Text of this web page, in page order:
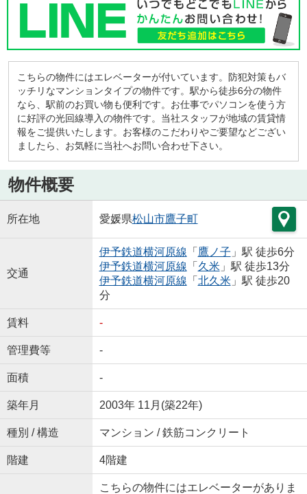
こちらの物件にはエレベーターが付いています。防犯対策もバ
ッチリなマンションタイプの物件です。駅から徒歩6分の物件
なら、駅前のお買い物も便利です。お仕事でパソコンを使う方
に好評の光回線導入の物件です。当社スタッフが地域の賃貸情
報をご提供いたします。お客様のこだわりやご要望などござい
ましたら、お気軽に当社へお問い合わせ下さい。
物件概要
所在地 愛媛県松山市鷹子町
交通
伊予鉄道横河原線 「 鷹ノ子 」駅 徒歩6分
伊予鉄道横河原線 「 久米」駅 徒歩13分
伊予鉄道横河原線 「 北久米」駅 徒歩20
分
賃料 -
管理費等 -
面積 -
築年月 2003年 11月(築22年)
種別 / 構造 マンション / 鉄筋コンクリート
階建 4階建
こちらの物件にはエレベーターがありま